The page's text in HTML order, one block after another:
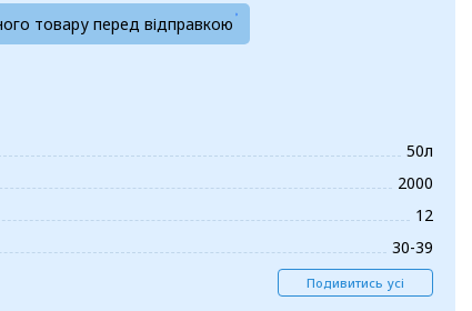
товару перед відправкою
50л
2000
12
30-39
Подивитись усі